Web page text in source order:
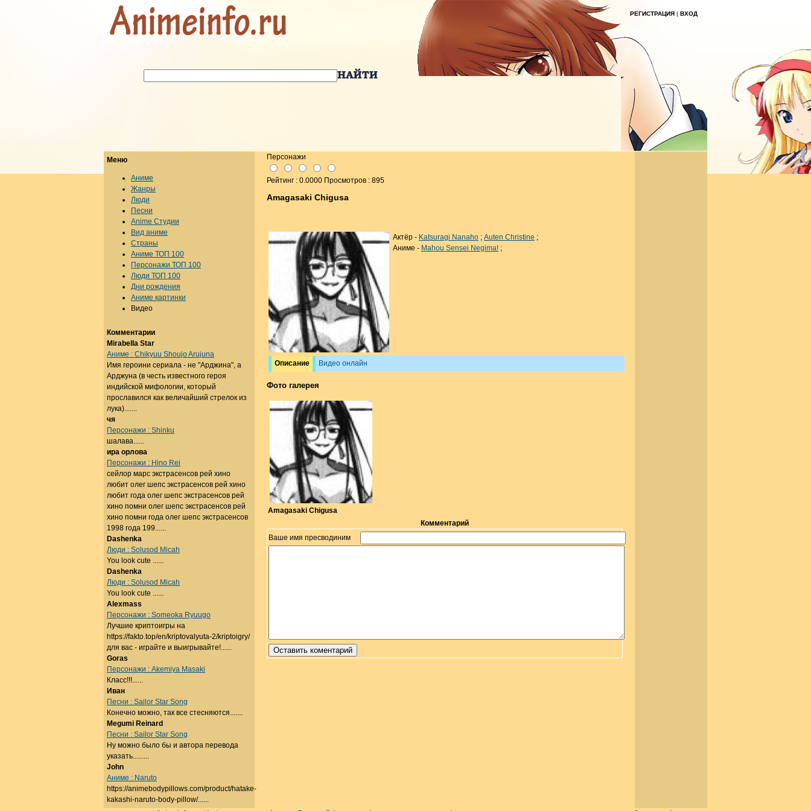
РЕГИСТРАЦИЯ | ВХОД
Персонажи
Рейтинг : 0.0000 Просмотров : 895
Amagasaki Chigusa
Актёр - Katsuragi Nanaho ; Auten Christine ;
Аниме - Mahou Sensei Negima! ;
Описание Видео онлайн
Фото галерея
Amagasaki Chigusa
Комментарий
Ваше имя пресводиним
Меню
Аниме
Жанры
Люди
Песни
Anime Студии
Вид аниме
Страны
Аниме ТОП 100
Персонажи ТОП 100
Люди ТОП 100
Дни рождения
Аниме картинки
Видео
Комментарии
Mirabella Star
Аниме : Chikyuu Shoujo Arujuna
Имя героини сериала - не "Арджина", а
Арджуна (в честь известного героя
индийской мифологии, который
прославился как величайший стрелок из
лука).......
чя
Персонажи : Shinku
шалава......
ира орлова
Персонажи : Hino Rei
сейлор марс экстрасенсов рей хино
любит олег шепс экстрасенсов рей хино
любит года олег шепс экстрасенсов рей
хино помни олег шепс экстрасенсов рей
хино помни года олег шепс экстрасенсов
1998 года 199......
Dashenka
Люди : Solusod Micah
You look cute ......
Dashenka
Люди : Solusod Micah
You look cute ......
Alexmass
Персонажи : Someoka Ryuugo
Лучшие криптоигры на
https://fakto.top/en/kriptovalyuta-2/kriptoigry/
для вас - играйте и выигрывайте!......
Goras
Персонажи : Akemiya Masaki
Класс!!!......
Иван
Песни : Sailor Star Song
Конечно можно, так все стесняются.......
Megumi Reinard
Песни : Sailor Star Song
Ну можно было бы и автора перевода
указать.........
John
Аниме : Naruto
https://animebodypillows.com/product/hatake-
kakashi-naruto-body-pillow/......